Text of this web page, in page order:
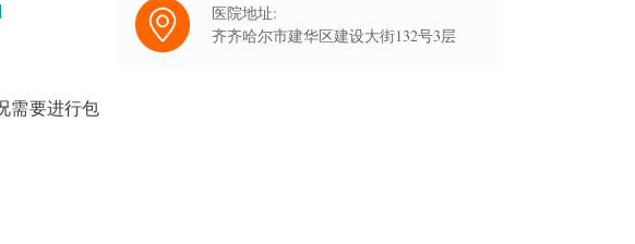
需要进行包
医院地址:
齐齐哈尔市建华区建设大街132号3层